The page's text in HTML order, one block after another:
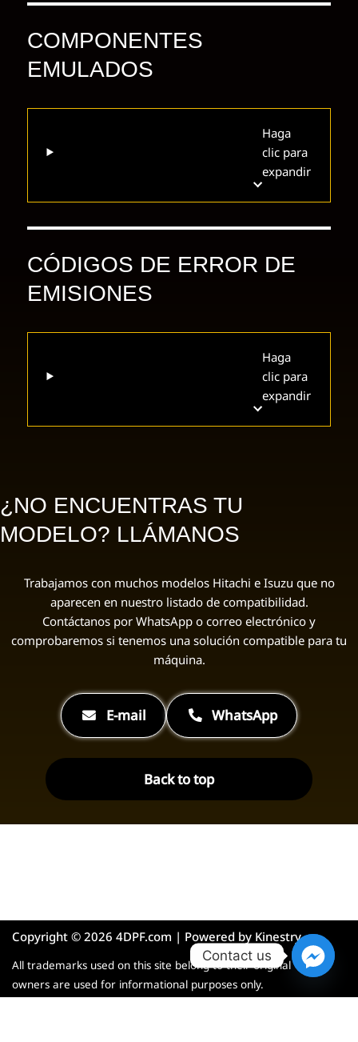
COMPONENTES
EMULADOS
Haga
clic para
expandir
CÓDIGOS DE ERROR DE
EMISIONES
Haga
clic para
expandir
¿NO ENCUENTRAS TU
MODELO? LLÁMANOS
Trabajamos con muchos modelos Hitachi e Isuzu que no
aparecen en nuestro listado de compatibilidad.
Contáctanos por WhatsApp o correo electrónico y
comprobaremos si tenemos una solución compatible para tu
máquina.
E-mail WhatsApp
Back to top
Copyright © 2026 4DPF.com | Powered by Kinestry
All trademarks used on this site belong to their original
owners are used for informational purposes only.
Contact us